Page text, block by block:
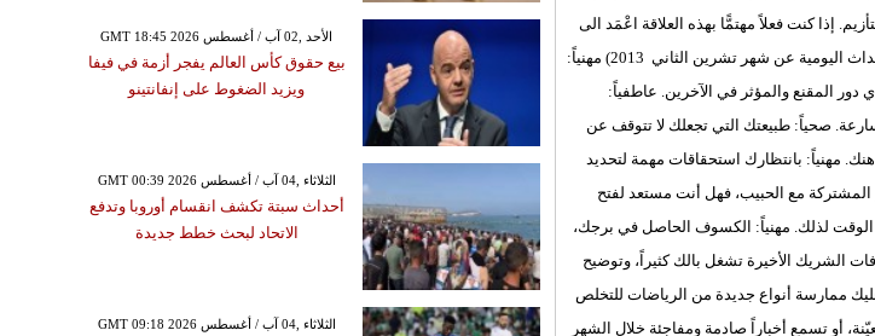
GMT 18:45 2026 الأحد ,02 آب / أغسطس
بيع حقوق كأس العالم يفجر أزمة في فيفا
ويزيد الضغوط على إنفانتينو
GMT 00:39 2026 الثلاثاء ,04 آب / أغسطس
أحداث سبتة تكشف انقسام أوروبا وتدفع
الاتحاد لبحث خطط جديدة
GMT 09:18 2026 الثلاثاء ,04 آب / أغسطس